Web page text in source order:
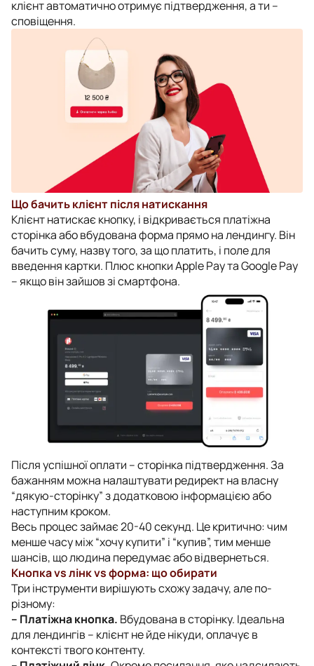
клієнт автоматично отримує підтвердження, а ти –
сповіщення.
Що бачить клієнт після натискання
Клієнт натискає кнопку, і відкривається платіжна
сторінка або вбудована форма прямо на лендингу. Він
бачить суму, назву того, за що платить, і поле для
введення картки. Плюс кнопки Apple Pay та Google Pay
– якщо він зайшов зі смартфона.
Після успішної оплати – сторінка підтвердження. За
бажанням можна налаштувати редирект на власну
“дякую-сторінку” з додатковою інформацією або
наступним кроком.
Весь процес займає 20-40 секунд. Це критично: чим
менше часу між “хочу купити” і “купив”, тим менше
шансів, що людина передумає або відвернеться.
Кнопка vs лінк vs форма: що обирати
Три інструменти вирішують схожу задачу, але по-
різному:
– Платіжна кнопка. Вбудована в сторінку. Ідеальна
для лендингів – клієнт не йде нікуди, оплачує в
контексті твого контенту.